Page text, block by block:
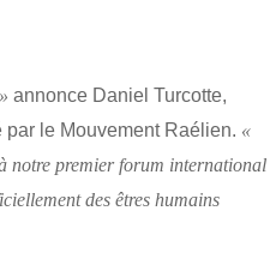
annonce Daniel Turcotte,
le Mouvement Raélien. «
notre premier forum international
des êtres humains